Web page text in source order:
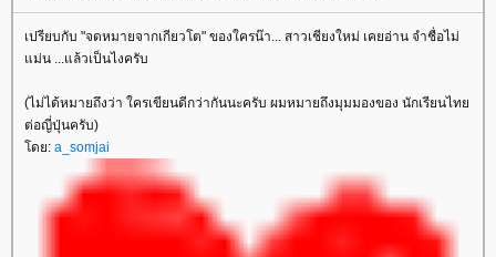
เปรียบกับ "จดหมายจากเกียวโต" ของใครน๊า... สาวเชียงใหม่ เคยอ่าน จำชื่อไม่
ม่น ...แล้วเป็นไงครับ
(ไม่ได้หมายถึงว่า ใครเขียนดีกว่ากันนะครับ ผมหมายถึงมุมมองของ นักเรียนไท
ต่อญี่ปุ่นครับ)
ดย: a_somjai